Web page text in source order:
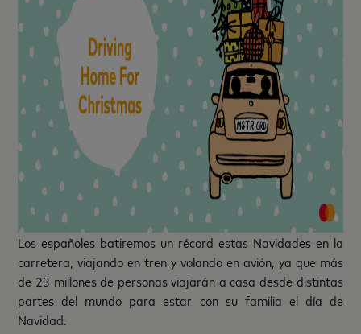
Los españoles batiremos un récord estas Navidades en la
carretera, viajando en tren y volando en avión, ya que más
de 23 millones de personas viajarán a casa desde distintas
partes del mundo para estar con su familia el día de
Navidad.